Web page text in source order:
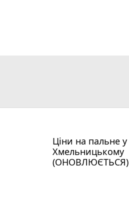
Ціни на пальне у
Хмельницькому
(ОНОВЛЮЄТЬСЯ)